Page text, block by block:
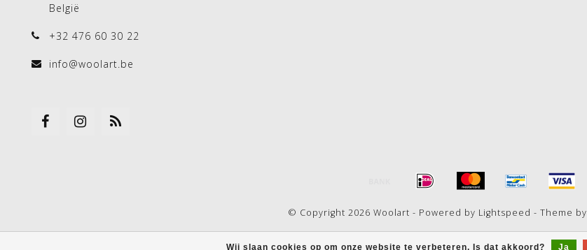
Wij slaan cookies op om onze website te verbeteren. Is dat akkoord? Ja
België
+32 476 60 30 22
info@woolart.be
© Copyright 2026 Woolart - Powered by Lightspeed - Theme by